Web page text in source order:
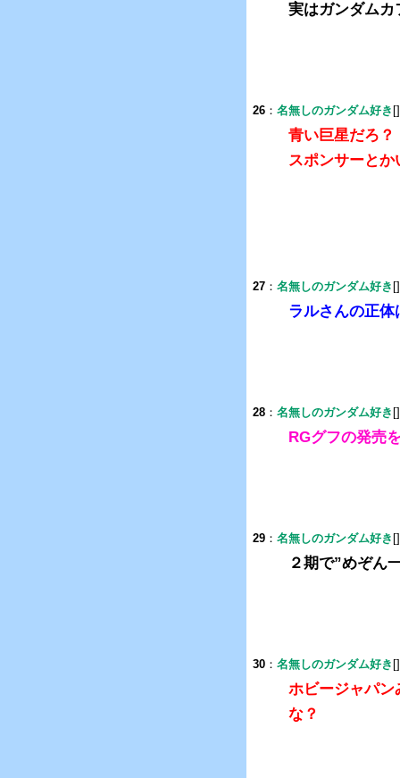
実はガンダムカ
26 ： 名無しのガンダム好き
青い巨星だろ？
スポンサーと
27 ： 名無しのガンダム好き
ラルさんの正
28 ： 名無しのガンダム好き
RGグフの発売
29 ： 名無しのガンダム好き
２期で”めぞん
30 ： 名無しのガンダム好き
ホビージャパン
な？